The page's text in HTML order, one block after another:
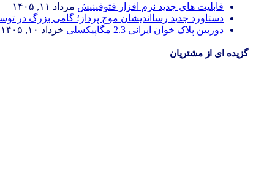
قابلیت های جدید نرم افزار فتوفینیش مرداد ۱۱, ۱۴۰۵
دستاورد جدید رسااندیشان موج پرداز؛ گامی بزرگ در
دوربین پلاک خوان ایرانی 2.3 مگاپیکسلی
خرداد ۱۰, ۱۴۰۵
گزیده ای از مشتریان